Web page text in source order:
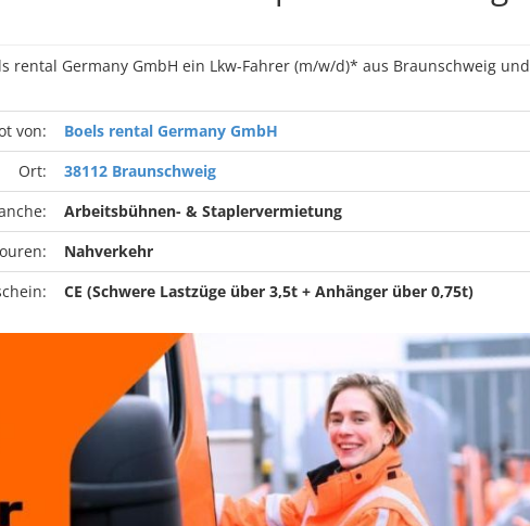
rental Germany GmbH ein Lkw-Fahrer (m/w/d)* aus Braunschweig und
von:
Boels rental Germany GmbH
Ort:
38112 Braunschweig
Arbeitsbühnen- & Staplervermietung
Nahverkehr
CE (Schwere Lastzüge über 3,5t + Anhänger über 0,75t)